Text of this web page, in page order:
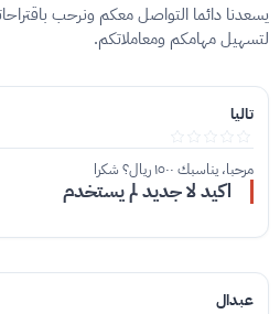
يسعدنا دائما التواصل معكم ونرحب
لتسهيل مهامكم ومعاملاتكم.
تاليا
مرحبا، يناسبك ١٥٠٠ ريال؟ شكرا
اكيد لا جديد لم يستخدم
عبدال